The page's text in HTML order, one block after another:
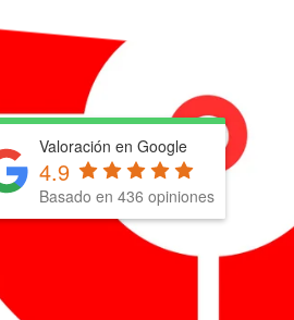
Valoración en Google
4.9
Basado en 436 opiniones